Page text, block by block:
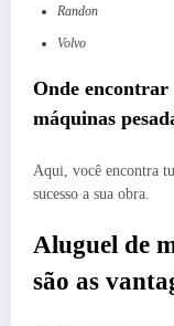
Randon
Volvo
Onde encontrar
máquinas
Aqui, você encontra
sucesso a sua obra.
Aluguel de
são as